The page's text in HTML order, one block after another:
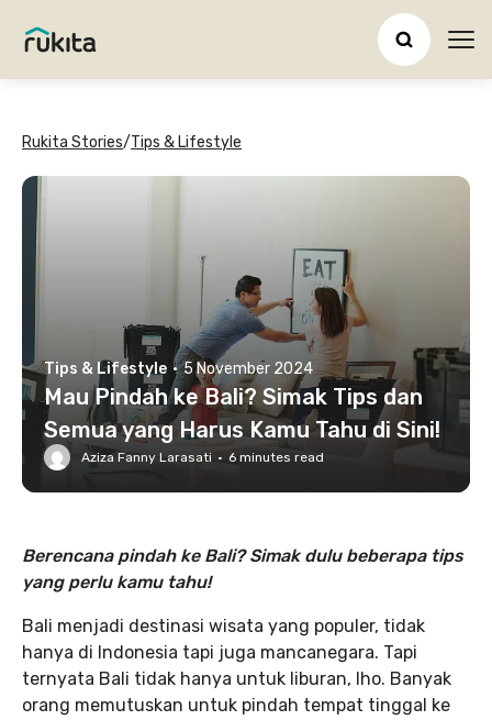
Rukita Stories/Tips & Lifestyle
Tips & Lifestyle · 5 November 2024
Mau Pindah ke Bali? Simak Tips dan
Semua yang Harus Kamu Tahu di Sini!
Aziza Fanny Larasati · 6 minutes read
Berencana pindah ke Bali? Simak dulu beberapa tips
yang perlu kamu tahu!
Bali menjadi destinasi wisata yang populer, tidak
hanya di Indonesia tapi juga mancanegara. Tapi
ternyata Bali tidak hanya untuk liburan, lho. Banyak
orang memutuskan untuk pindah tempat tinggal ke